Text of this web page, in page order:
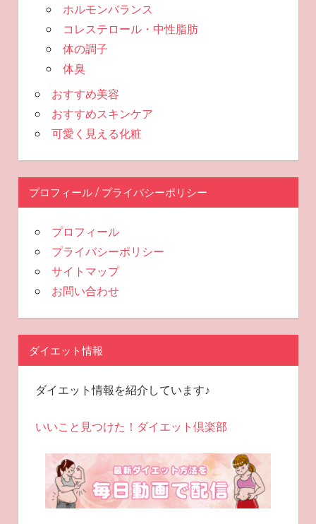
ホルモンバランス
コレステロール・中性脂肪
体の調子
体臭
おすすめ美容
おすすめスキンケア
可愛く見える化粧
プロフィール / プライバシーポリシー
プロフィール
プライバシーポリシー
サイトマップ
お問い合わせ
ダイエット情報
ダイエット情報を紹介しています♪
いいこと見つけた！ダイエット倶楽部